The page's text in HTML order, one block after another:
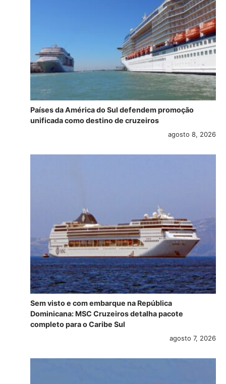
Países da América do Sul defendem promoção
unificada como destino de cruzeiros
agosto 8, 2026
Sem visto e com embarque na República
Dominicana: MSC Cruzeiros detalha pacote
completo para o Caribe Sul
agosto 7, 2026